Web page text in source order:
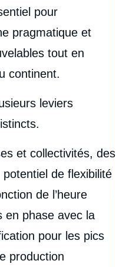
pour
pragmatique et
tout en
continent.
leviers
et collectivités, des
de flexibilité
de l’heure
en phase avec la
pour les pics
production